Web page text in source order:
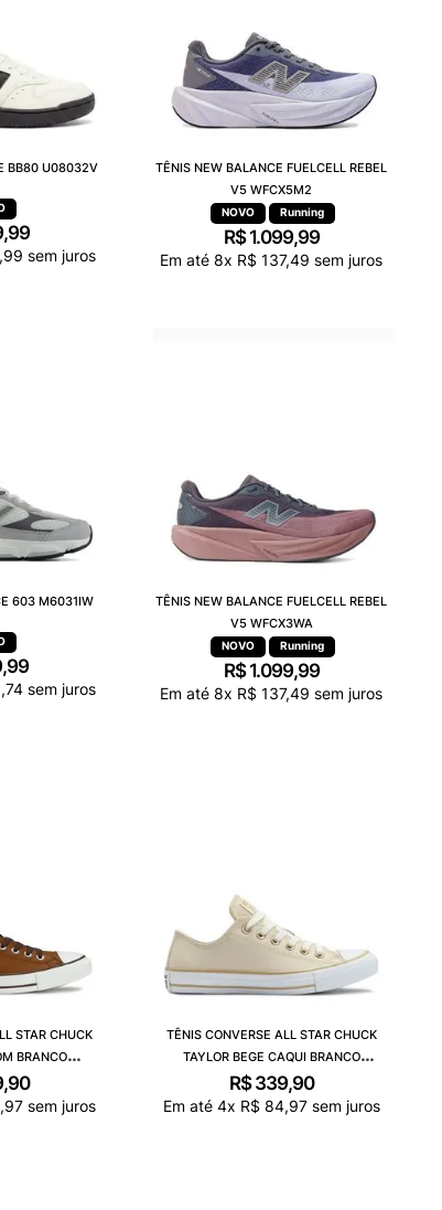
BB80 U08032V
,99
,99 sem juros
TÊNIS NEW BALANCE FUELCELL REBEL
V5 WFCX5M2
Running
R$ 1.099,99
Em até8x R$ 137,49 sem juros
603 M6031IW
,99
,74sem juros
TÊNIS NEW BALANCE FUELCELL REBEL
V5 WFCX3WA
Running
R$ 1.099,99
Em até8x R$ 137,49 sem juros
STAR CHUCK
BRANCO
,90
,97 sem juros
TÊNIS CONVERSE ALL STAR CHUCK
TAYLOR BEGE CAQUI BRANCO
CT04500006
R$ 339,90
Em até 4x R$ 84,97sem juros